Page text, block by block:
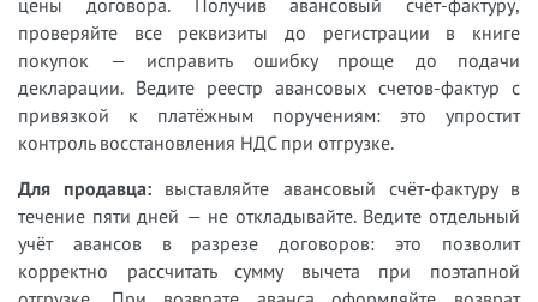
цены договора. Получив авансовый счёт-фактуру,
проверяйте все реквизиты до регистрации в книге
покупок — исправить ошибку проще до подачи
декларации. Ведите реестр авансовых счетов-фактур с
привязкой к платёжным поручениям: это упростит
контроль восстановления НДС при отгрузке.
Для продавца: выставляйте авансовый счёт-фактуру в
течение пяти дней — не откладывайте. Ведите отдельный
учёт авансов в разрезе договоров: это позволит
корректно рассчитать сумму вычета при поэтапной